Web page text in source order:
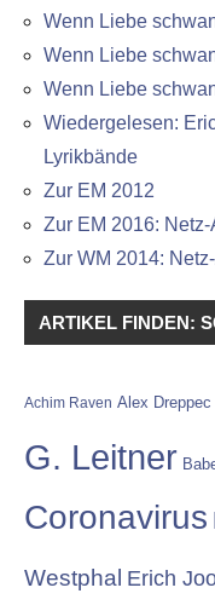
Wenn Liebe
Wenn Liebe
Wenn Liebe
Wiedergelesen:
Lyrikbände
Zur EM 2012
Zur EM 2016:
Zur WM 2014:
ARTIKEL FINDEN:
Achim Raven Alex Dreppec
G. Leitner
Coronavirus
Westphal Erich